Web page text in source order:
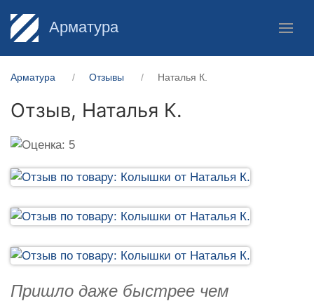
Арматура
Арматура Отзывы Наталья К.
Отзыв, Наталья К.
Пришло даже быстрее чем